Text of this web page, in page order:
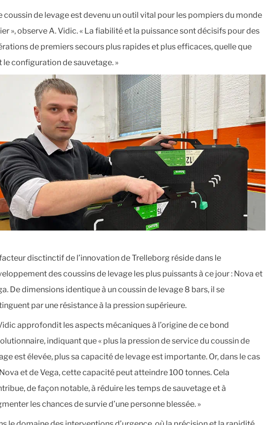
coussin de levage est devenu un outil vital pour les pompiers du monde
», observe A. Vidic. « La fiabilité et la puissance sont décisifs pour des
de premiers secours plus rapides et plus efficaces, quelle que
le configuration de sauvetage. »
disctinctif de l’innovation de Trelleborg réside dans le
des coussins de levage les plus puissants à ce jour : Nova et
De dimensions identique à un coussin de levage 8 bars, il se
par une résistance à la pression supérieure.
approfondit les aspects mécaniques à l’origine de ce bond
indiquant que « plus la pression de service du coussin de
est élevée, plus sa capacité de levage est importante. Or, dans le cas
et de Vega, cette capacité peut atteindre 100 tonnes. Cela
de façon notable, à réduire les temps de sauvetage et à
les chances de survie d’une personne blessée. »